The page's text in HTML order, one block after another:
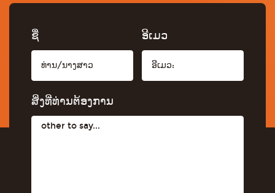
ຊື່ ອີເມວ
ສິ່ງທີ່ທ່ານຕ້ອງການ